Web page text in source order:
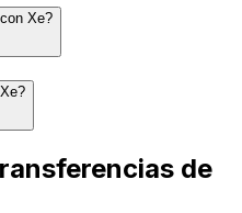
Xe?
de